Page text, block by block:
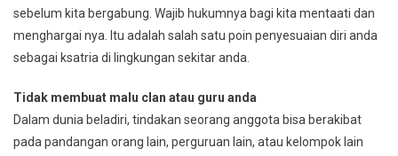
sebelum kita bergabung. Wajib hukumnya bagi kita mentaati dan
menghargai nya. Itu adalah salah satu poin penyesuaian diri anda
sebagai ksatria di lingkungan sekitar anda.
Tidak membuat malu clan atau guru anda
Dalam dunia beladiri, tindakan seorang anggota bisa berakibat
pada pandangan orang lain, perguruan lain, atau kelompok lain